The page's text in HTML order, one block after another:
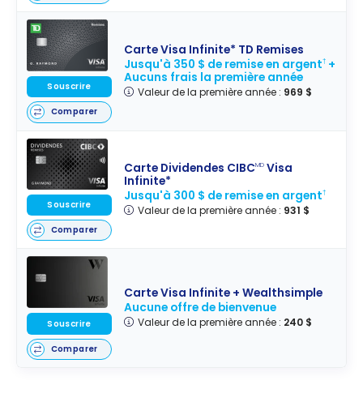
Carte Visa Infinite* TD Remises
Jusqu'à 350 $ de remise en argent† +
Aucuns frais la première année
Valeur de la première année : 969 $
Souscrire
Comparer
Carte Dividendes CIBCMD Visa
Infinite*
Jusqu'à 300 $ de remise en argent†
Valeur de la première année : 931 $
Souscrire
Comparer
Carte Visa Infinite + Wealthsimple
Aucune offre de bienvenue
Valeur de la première année : 240 $
Souscrire
Comparer